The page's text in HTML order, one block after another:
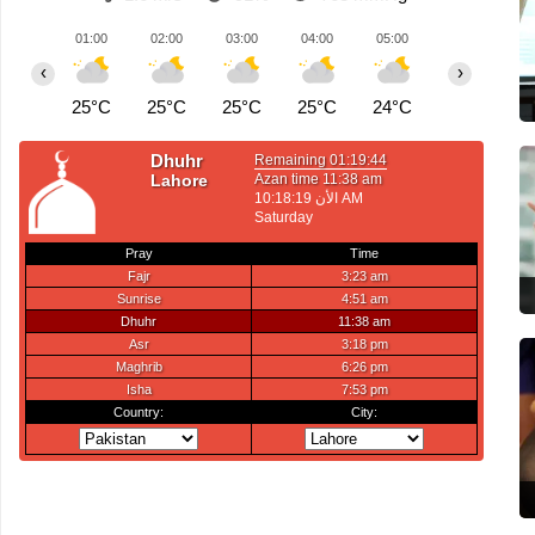
01:00
25°C
02:00
25°C
03:00
25°C
04:00
25°C
05:00
24°C
‹ ›